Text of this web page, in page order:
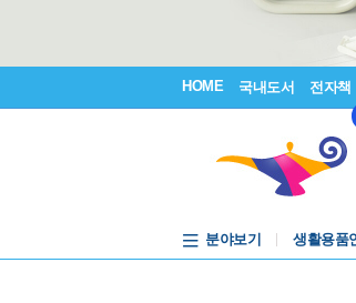
HOME 국내도서 전자책
분야보기 생활용품